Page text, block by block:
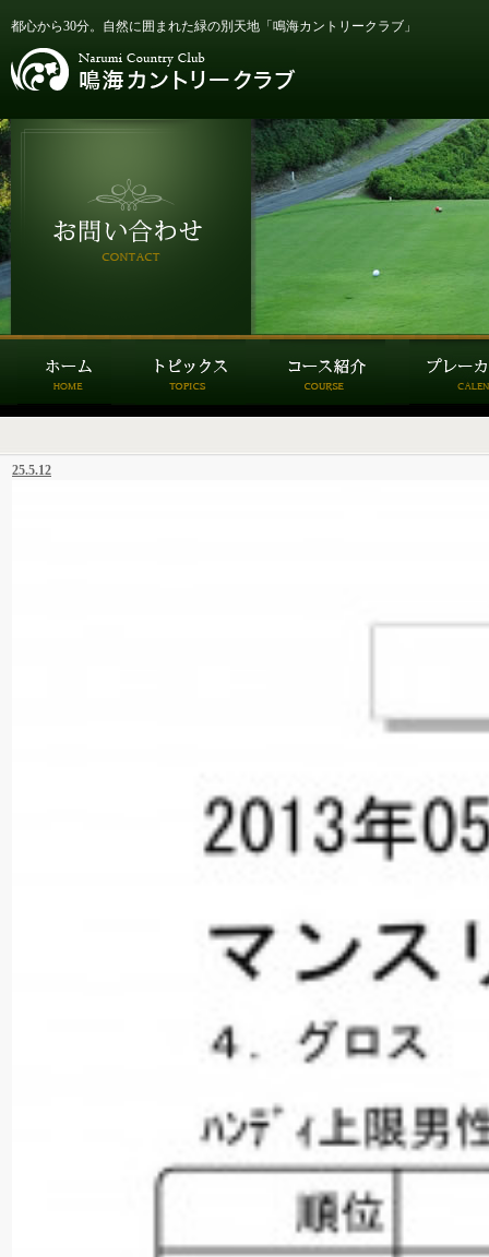
都心から30分。自然に囲まれた緑の別天地「鳴海カントリークラブ」
25.5.12